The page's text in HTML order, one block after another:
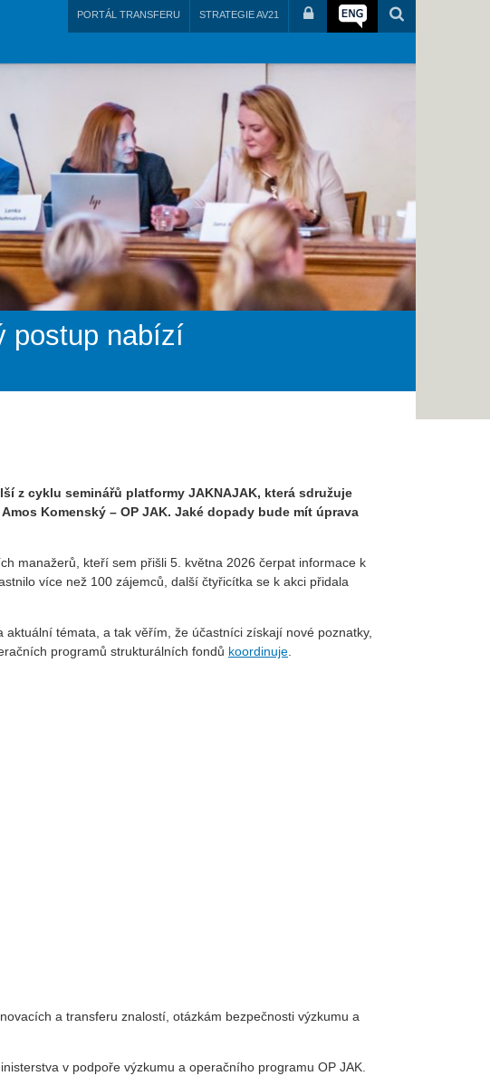
PORTÁL TRANSFERU STRATEGIE AV21
postup nabízí
z cyklu seminářů platformy JAKNAJAK, která sdružuje
Komenský – OP JAK. Jaké dopady bude mít úprava
manažerů, kteří sem přišli 5. května 2026 čerpat informace k
více než 100 zájemců, další čtyřicítka se k akci přidala
témata, a tak věřím, že účastníci získají nové poznatky,
programů strukturálních fondů koordinuje.
a transferu znalostí, otázkám bezpečnosti výzkumu a
v podpoře výzkumu a operačního programu OP JAK.